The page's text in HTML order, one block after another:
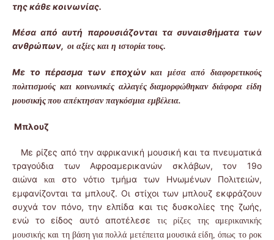
της κάθε κοινωνίας.
Μέσα από αυτή παρουσιάζονται τα συναισθήματα των
ανθρώπων, οι αξίες και η ιστορία τους.
Με το πέρασμα των εποχών και μέσα από διαφορετικούς
πολιτισμούς και κοινωνικές αλλαγές διαμορφώθηκαν διάφορα είδη
μουσικής που απέκτησαν παγκόσμια εμβέλεια.
Μπλουζ
Με ρίζες από την αφρικανική μουσική και τα πνευματικά
τραγούδια των Αφροαμερικανών σκλάβων, τον 19ο
αιώνα και στο νότιο τμήμα των Ηνωμένων Πολιτειών,
εμφανίζονται τα μπλουζ. Οι στίχοι των μπλουζ εκφράζουν
συχνά τον πόνο, την ελπίδα και τις δυσκολίες της ζωής,
ενώ το είδος αυτό αποτέλεσε τις ρίζες της αμερικανικής
μουσικής και τη βάση για πολλά μετέπειτα μουσικά είδη, όπως το ροκ